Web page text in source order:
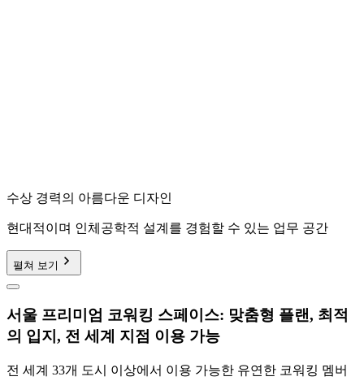
수상 경력의 아름다운 디자인
현대적이며 인체공학적 설계를 경험할 수 있는 업무 공간
펼쳐 보기
서울 프리미엄 코워킹 스페이스: 맞춤형 플랜, 최적
의 입지, 전 세계 지점 이용 가능
전 세계 33개 도시 이상에서 이용 가능한 유연한 코워킹 멤버